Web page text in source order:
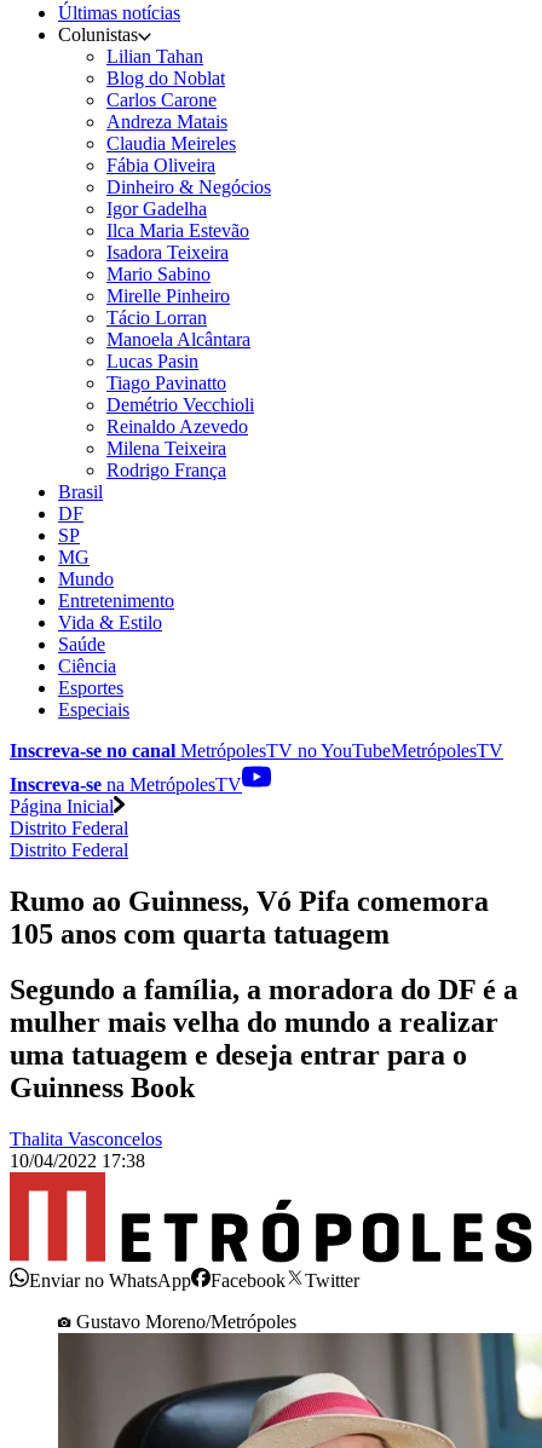
Últimas notícias
Colunistas
Lilian Tahan
Blog do Noblat
Carlos Carone
Andreza Matais
Claudia Meireles
Fábia Oliveira
Dinheiro & Negócios
Igor Gadelha
Ilca Maria Estevão
Isadora Teixeira
Mario Sabino
Mirelle Pinheiro
Tácio Lorran
Manoela Alcântara
Lucas Pasin
Tiago Pavinatto
Demétrio Vecchioli
Reinaldo Azevedo
Milena Teixeira
Rodrigo França
Brasil
DF
SP
MG
Mundo
Entretenimento
Vida & Estilo
Saúde
Ciência
Esportes
Especiais
Inscreva-se no canal MetrópolesTV noYouTubeMetrópolesTV
Inscreva-se na MetrópolesTV
Página Inicial
Distrito Federal
Distrito Federal
Rumo ao Guinness, Vó Pifa comemora
105 anos com quarta tatuagem
Segundo a família, a moradora do DF é a
mulher mais velha do mundo a realizar
uma tatuagem e deseja entrar para o
Guinness Book
Thalita Vasconcelos
10/04/2022 17:38
Enviar no WhatsApp Facebook
Twitter
Gustavo Moreno/Metrópoles